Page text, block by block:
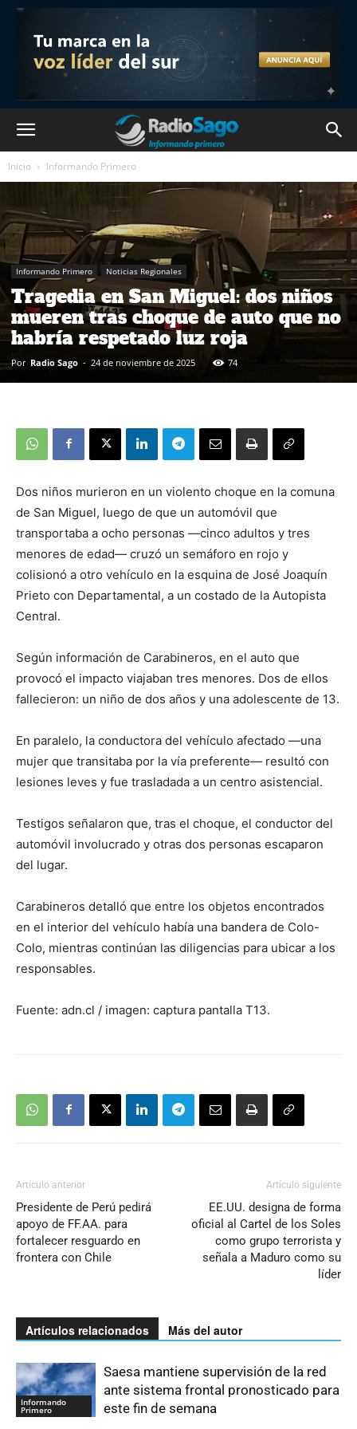
Inicio Informando Primero
Informando Primero Noticias Regionales
Tragedia en San Miguel: dos niños
mueren tras choque de auto que no
habría respetado luz roja
Por Radio Sago - 24 de noviembre de 2025 74
Dos niños murieron en un violento choque en la comuna
de San Miguel, luego de que un automóvil que
transportaba a ocho personas —cinco adultos y tres
menores de edad— cruzó un semáforo en rojo y
colisionó a otro vehículo en la esquina de José Joaquín
Prieto con Departamental, a un costado de la Autopista
Central.
Según información de Carabineros, en el auto que
provocó el impacto viajaban tres menores. Dos de ellos
fallecieron: un niño de dos años y una adolescente de 13.
En paralelo, la conductora del vehículo afectado —una
mujer que transitaba por la vía preferente— resultó con
lesiones leves y fue trasladada a un centro asistencial.
Testigos señalaron que, tras el choque, el conductor del
automóvil involucrado y otras dos personas escaparon
del lugar.
Carabineros detalló que entre los objetos encontrados
en el interior del vehículo había una bandera de Colo-
Colo, mientras continúan las diligencias para ubicar a los
responsables.
Fuente: adn.cl / imagen: captura pantalla T13.
Artículo anterior
Presidente de Perú pedirá
apoyo de FF.AA. para
fortalecer resguardo en
frontera con Chile
Artículo siguiente
EE.UU. designa de forma
oficial al Cartel de los Soles
como grupo terrorista y
señala a Maduro como su
líder
Artículos relacionados Más del autor
Informando
Primero
Saesa mantiene supervisión de la red
ante sistema frontal pronosticado para
este fin de semana